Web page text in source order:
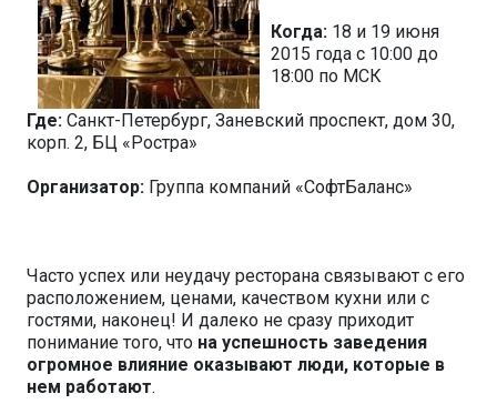
Когда: 18 и 19 июня
2015 года с 10:00 до
18:00 по МСК
Где: Санкт-Петербург, Заневский проспект, дом 30,
корп. 2, БЦ «Ростра»
Организатор: Группа компаний «СофтБаланс»
Часто успех или неудачу ресторана связывают с его
расположением, ценами, качеством кухни или с
гостями, наконец! И далеко не сразу приходит
понимание того, что на успешность заведения
огромное влияние оказывают люди, которые в
нем работают.